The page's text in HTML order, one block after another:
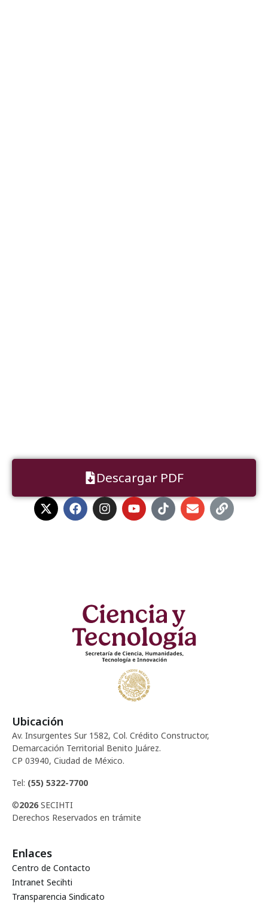
Descargar PDF
Ubicación
Av. Insurgentes Sur 1582, Col. Crédito Constructor,
Demarcación Territorial Benito Juárez.
CP 03940, Ciudad de México.
Tel: (55) 5322-7700
©2026 SECIHTI
Derechos Reservados en trámite
Enlaces
Centro de Contacto
Intranet Secihti
Transparencia Sindicato